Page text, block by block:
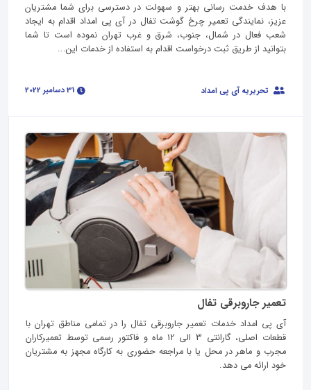
با هدف خدمت رسانی بهتر و سهولت در دسترسی برای شما مشتریان
عزیز، نمایندگی تعمیر چرخ گوشت تفال در آی پی امداد اقدام به ایجاد
شعب فعال در شمال، جنوب، شرق و غرب تهران نموده است تا شما
بتوانید از طریق ثبت درخواست اقدام به استفاده از خدمات این...
تحریریه آی پی امداد
تعمیر جاروبرقی تفال
آی پی امداد خدمات تعمیر جاروبرقی تفال را در تمامی مناطق تهران با
قطعات اصلی، گارانتی 3 الی 12 ماه و فاکتور رسمی توسط تعمیرکاران
مجرب و ماهر در محل یا با مراجعه حضوری به کارگاه مجهز به مشتریان
خود ارائه می دهد.